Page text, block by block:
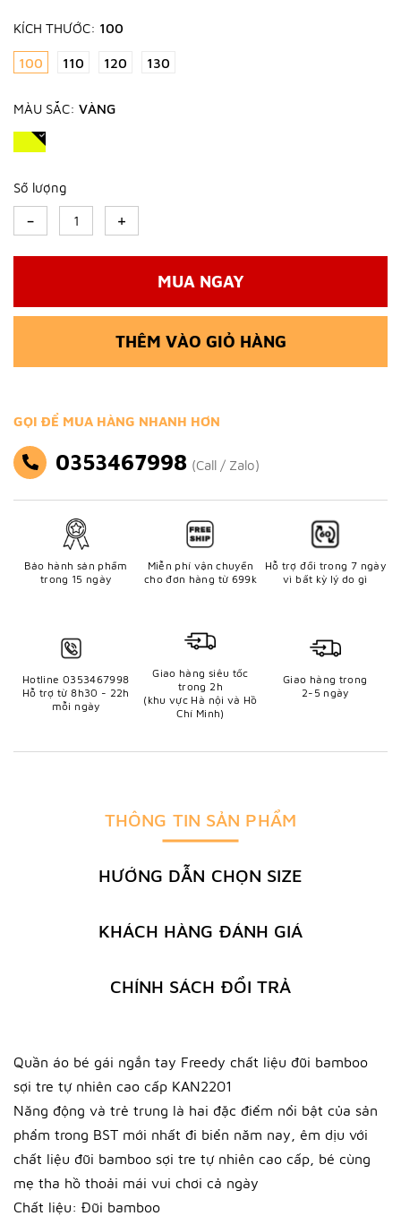
KÍCH THƯỚC: 100
100 110 120 130
MÀU SẮC: VÀNG
Số lượng
- +
MUA NGAY
THÊM VÀO GIỎ HÀNG
GỌI ĐỂ MUA HÀNG NHANH HƠN
0353467998 (Call / Zalo)
Bảo hành sản phẩm
trong 15 ngày
Miễn phí vận chuyển
cho đơn hàng từ 699k
Hỗ trợ đổi trong 7 ngày
vì bất kỳ lý do gì
Hotline 0353467998
Hỗ trợ từ 8h30 - 22h
mỗi ngày
Giao hàng siêu tốc
trong 2h
(khu vực Hà nội và Hồ
Chí Minh)
Giao hàng trong
2-5 ngày
THÔNG TIN SẢN PHẨM
HƯỚNG DẪN CHỌN SIZE
KHÁCH HÀNG ĐÁNH GIÁ
CHÍNH SÁCH ĐỔI TRẢ
Quần áo bé gái ngắn tay Freedy chất liệu đũi bamboo
sợi tre tự nhiên cao cấp KAN2201
Năng động và trẻ trung là hai đặc điểm nổi bật của sản
phẩm trong BST mới nhất đi biển năm nay, êm dịu với
chất liệu đũi bamboo sợi tre tự nhiên cao cấp, bé cùng
mẹ tha hồ thoải mái vui chơi cả ngày
Chất liệu: Đũi bamboo